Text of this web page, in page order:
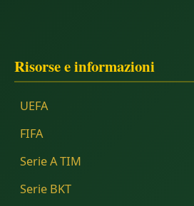
Risorse e informazioni
UEFA
FIFA
Serie A TIM
Serie BKT